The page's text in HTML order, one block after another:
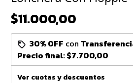
$11.000,00
30% OFF con
Precio final:$7.700,00
Ver cuotas y descuentos